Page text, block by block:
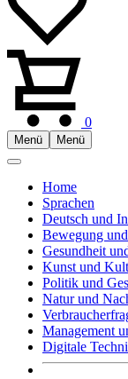
0
Menü Menü
Home
Sprachen
Deutsch und
Bewegung
Gesundheit
Kunst und
Politik und
Natur und
Management
Digitale